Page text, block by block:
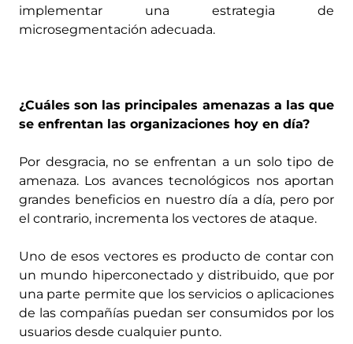
implementar una estrategia de
microsegmentación adecuada.
¿Cuáles son las principales amenazas a las que
se enfrentan las organizaciones hoy en día?
Por desgracia, no se enfrentan a un solo tipo de
amenaza. Los avances tecnológicos nos aportan
grandes beneficios en nuestro día a día, pero por
el contrario, incrementa los vectores de ataque.
Uno de esos vectores es producto de contar con
un mundo hiperconectado y distribuido, que por
una parte permite que los servicios o aplicaciones
de las compañías puedan ser consumidos por los
usuarios desde cualquier punto.